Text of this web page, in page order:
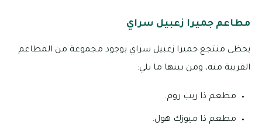
مطاعم جميرا زعبيل سراي
يحظى منتجع جميرا زعبيل سراي بوجود مجموعة من المطاعم
القريبة منه، ومن بينها ما يلي:
مطعم ذا ريب روم.
مطعم ذا ميوزك هول.